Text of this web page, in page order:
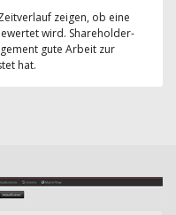
zeigen, ob eine
wird. Shareholder-
gute Arbeit zur
hat.